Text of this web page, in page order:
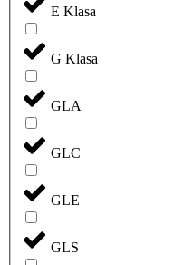
E Klasa
G Klasa
GLA
GLC
GLE
GLS